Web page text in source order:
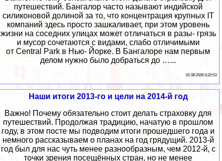
путешествий. Бангалор часто называют индийской
силиконовой долиной за то, что концентрация крупных IT
компаний здесь просто зашкаливает, при этом уровень
жизни на соседних улицах может отличаться в разы- грязь
и мусор сочетаются с видами, слабо отличимыми
от Central Park в Нью- Йорке. В Бангалоре нам первым
делом нужно было добраться до …...
01 08 2026 6:22:53
Наши итоги 2013-го и цели на 2014-й год
Важно! Почему обязательно стоит делать страховку для
путешествий. Продолжая традицию, начатую в прошлом
году, в этом посте мы подводим итоги прошедшего года и
немного рассказываем о планах на год грядущий. 2013-й
год был для нас чуть менее разнообразным, чем 2012-й, с
точки зрения посещённых стран, но не менее